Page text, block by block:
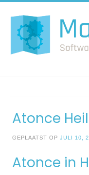
naar
inhoud
Atonce
GEPLAATST OP JULI 10,
Atonce in